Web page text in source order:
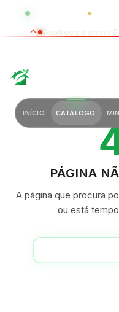
GLOBAL
INÍCIO CATÁLOGO
PÁGINA
A página que procura
ou está
Conheça a gama